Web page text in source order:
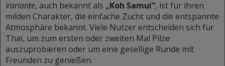
Variante, auch bekannt als „Koh Samui“, ist für ihren
milden Charakter, die einfache Zucht und die entspannte
Atmosphäre bekannt. Viele Nutzer entscheiden sich für
Thai, um zum ersten oder zweiten Mal Pilze
auszuprobieren oder um eine gesellige Runde mit
Freunden zu genießen.